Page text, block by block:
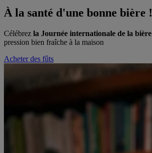
À la santé d'une bonne bière !
Célébrez la Journée internationale de la bière
pression bien fraîche à la maison
Acheter des fûts